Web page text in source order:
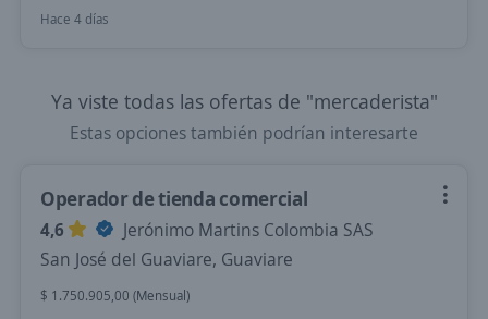
Hace 4 días
Ya viste todas las ofertas de "mercaderista"
Estas opciones también podrían interesarte
Operador de tienda comercial
4,6
Jerónimo Martins Colombia SAS
San José del Guaviare, Guaviare
$ 1.750.905,00 (Mensual)